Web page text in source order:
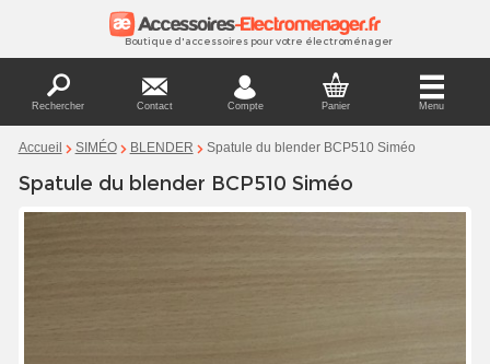
Boutique d'accessoires pour votre électroménager
Rechercher Contact Compte Panier Menu
Accueil SIMÉO BLENDER Spatule du blender BCP510 Siméo
Spatule du blender BCP510 Siméo